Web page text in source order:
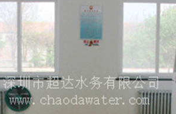
荣誉资质